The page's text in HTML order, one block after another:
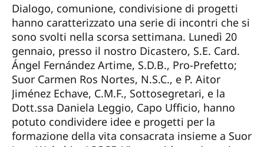
Dialogo, comunione, condivisione di progetti
hanno caratterizzato una serie di incontri che si
sono svolti nella scorsa settimana. Lunedì 20
gennaio, presso il nostro Dicastero, S.E. Card.
Ángel Fernández Artime, S.D.B., Pro-Prefetto;
Suor Carmen Ros Nortes, N.S.C., e P. Aitor
Jiménez Echave, C.M.F., Sottosegretari, e la
Dott.ssa Daniela Leggio, Capo Ufficio, hanno
potuto condividere idee e progetti per la
formazione della vita consacrata insieme a Suor